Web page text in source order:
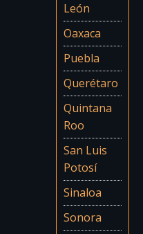
León
Oaxaca
Puebla
Querétaro
Quintana
Roo
San Luis
Potosí
Sinaloa
Sonora